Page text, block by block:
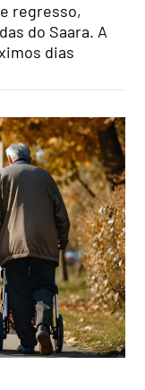
regresso,
do Saara. A
dias